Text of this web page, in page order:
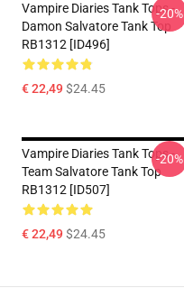
Vampire Diaries Tank Tops -
Damon Salvatore Tank Top
RB1312 [ID496]
€ 22,49$24.45
-20%
Vampire Diaries Tank Tops -
Team Salvatore Tank Top
RB1312 [ID507]
€ 22,49$24.45
-20%